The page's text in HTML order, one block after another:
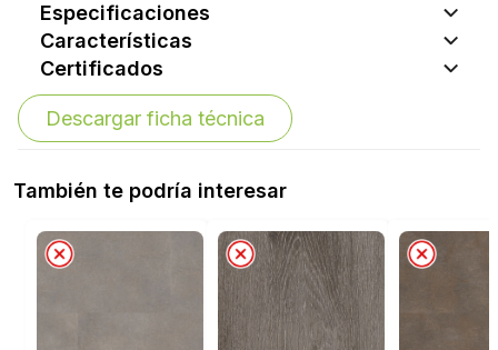
Especificaciones
Características
Certificados
Descargar ficha técnica
También te podría interesar